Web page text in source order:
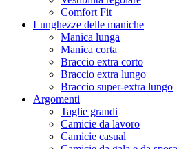
Comfort Fit
Lunghezze delle maniche
Manica lunga
Manica corta
Braccio extra corto
Braccio extra lungo
Braccio super-extra lungo
Argomenti
Taglie grandi
Camicie da lavoro
Camicie casual